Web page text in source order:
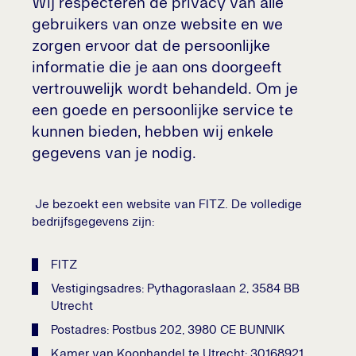
Wij respecteren de privacy van alle
gebruikers van onze website en we
zorgen ervoor dat de persoonlijke
informatie die je aan ons doorgeeft
vertrouwelijk wordt behandeld. Om je
een goede en persoonlijke service te
kunnen bieden, hebben wij enkele
gegevens van je nodig.
Je bezoekt een website van FITZ. De volledige
bedrijfsgegevens zijn:
FITZ
Vestigingsadres: Pythagoraslaan 2, 3584 BB
Utrecht
Postadres: Postbus 202, 3980 CE BUNNIK